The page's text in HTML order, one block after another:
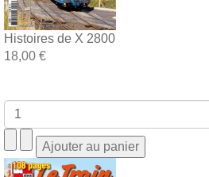
Histoires de X 2800
18,00 €